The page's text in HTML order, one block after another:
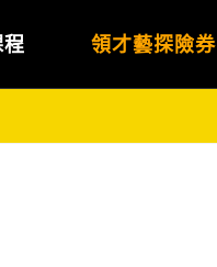
領才藝探險券